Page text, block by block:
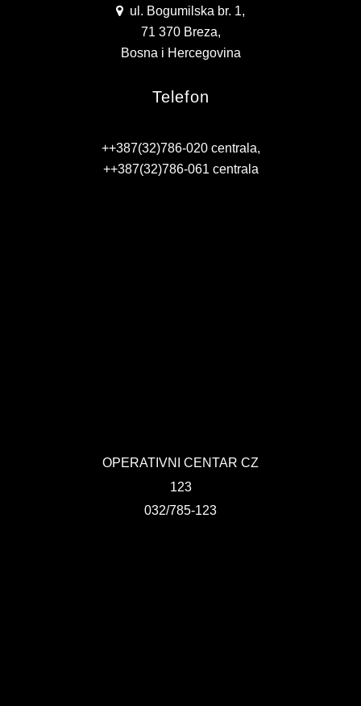
ul. Bogumilska br. 1,
71 370 Breza,
Bosna i Hercegovina
Telefon
++387(32)786-020 centrala,
++387(32)786-061 centrala
OPERATIVNI CENTAR CZ
123
032/785-123